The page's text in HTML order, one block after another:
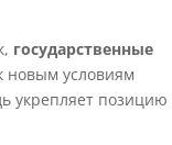
государственные
новым условиям
укрепляет позицию